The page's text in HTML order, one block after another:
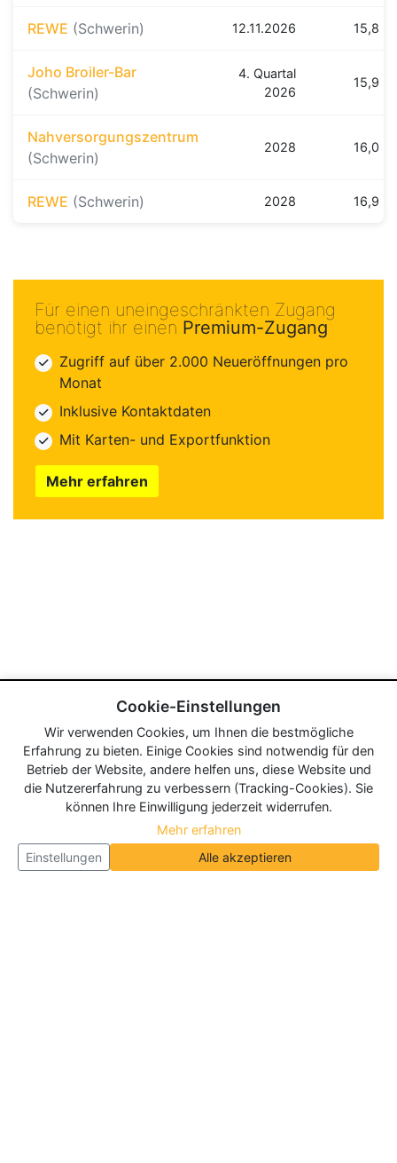
REWE (Schwerin) 12.11.2026 15,8
Joho Broiler-Bar
(Schwerin)
4. Quartal
2026
15,9
Nahversorgungszentrum
(Schwerin)
2028 16,0
REWE (Schwerin) 2028 16,9
Für einen uneingeschränkten Zugang
benötigt ihr einen Premium-Zugang
Zugriff auf über 2.000 Neueröffnungen pro
Monat
Inklusive Kontaktdaten
Mit Karten- und Exportfunktion
Mehr erfahren
Cookie-Einstellungen
Wir verwenden Cookies, um Ihnen die bestmögliche
Erfahrung zu bieten. Einige Cookies sind notwendig für den
Betrieb der Website, andere helfen uns, diese Website und
die Nutzererfahrung zu verbessern (Tracking-Cookies). Sie
können Ihre Einwilligung jederzeit widerrufen.
Mehr erfahren
Einstellungen
Alle akzeptieren